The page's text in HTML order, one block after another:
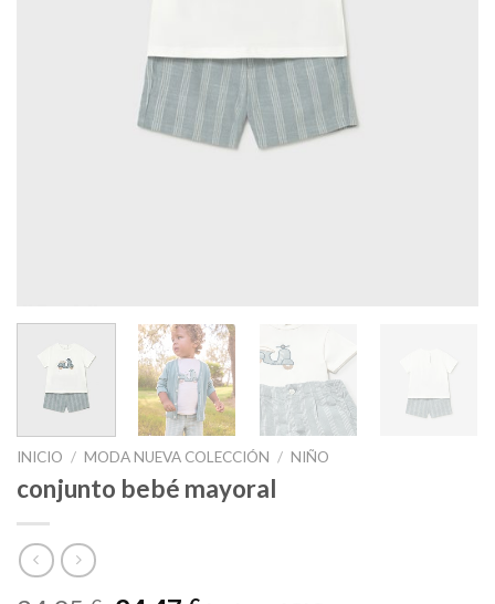
INICIO / MODA NUEVA COLECCIÓN / NIÑO
conjunto bebé mayoral